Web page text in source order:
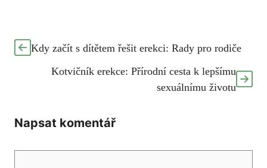
Kdy začít s dítětem řešit erekci: Rady pro rodiče
Kotvičník erekce: Přírodní cesta k lepšímu
sexuálnímu životu
Napsat komentář